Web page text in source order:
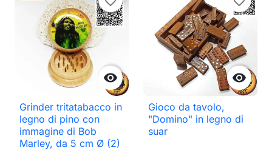

Grinder tritatabacco in
legno di pino con
immagine di Bob
Marley, da 5 cm Ø (2)

Gioco da tavolo,
"Domino" in legno di
suar